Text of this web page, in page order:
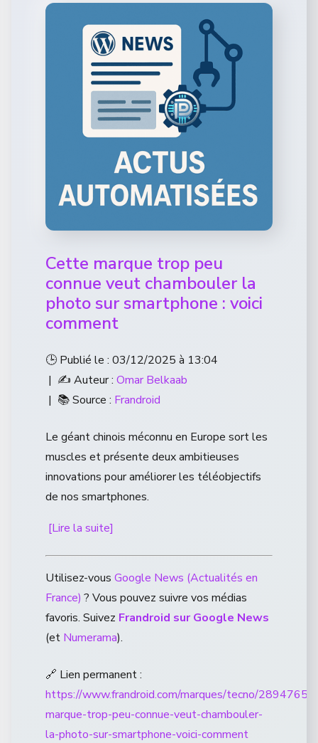
Cette marque trop peu
connue veut chambouler la
photo sur smartphone : voici
comment
🕒 Publié le : 03/12/2025 à 13:04
| ✍️ Auteur : Omar Belkaab
| 📚 Source : Frandroid
Le géant chinois méconnu en Europe sort les
muscles et présente deux ambitieuses
innovations pour améliorer les téléobjectifs
de nos smartphones.
[Lire la suite]
Utilisez-vous Google News (Actualités en
France) ? Vous pouvez suivre vos médias
favoris. Suivez Frandroid sur Google News
(et Numerama).
🔗 Lien permanent :
https://www.frandroid.com/marques/tecno/
marque-trop-peu-connue-veut-chambouler-
la-photo-sur-smartphone-voici-comment